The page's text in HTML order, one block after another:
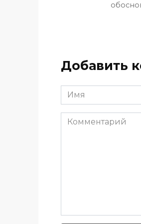
Добавить
Имя
*
Комментарий